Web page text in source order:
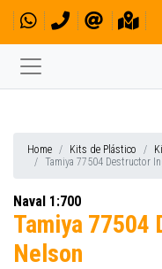
Home Kits de Plástico
Tamiya 77504 Destructor
Naval 1:700
Tamiya 77504
Nelson